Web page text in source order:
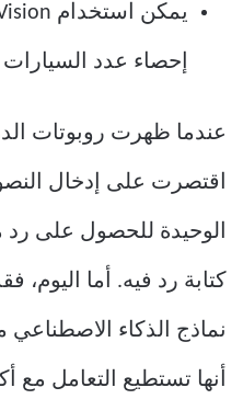
إحصاء عدد السيارات
عندما ظهرت روبوتات
اقتصرت على إدخال
الوحيدة للحصول على
كتابة رد فيه. أما
نماذج الذكاء الاصطناعي
أنها تستطيع التعامل